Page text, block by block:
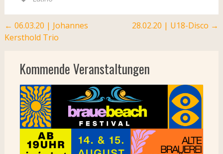
Post
navigation
← 06.03.20 | Johannes
Kersthold Trio
28.02.20 | U18-Disco →
Kommende Veranstaltungen